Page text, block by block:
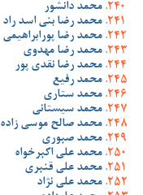
محمد دانشور
محمد رضا بنی اسد راد
محمد رضا پورابراهیمی
محمد رضا مهدوی
محمد رضا نقدی پور
محمد رفیع
محمد ستاری
محمد سیستانی
محمد صالح موسی زاده
محمد صبوری
محمد علی اکبرخواه
محمد علی قنبری
محمد علی نژاد